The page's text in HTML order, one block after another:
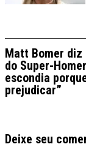
Matt Bomer diz
do Super-
escondia
prejudicar”
Deixe seu